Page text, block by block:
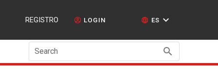
REGISTRO LOGIN ES
Search